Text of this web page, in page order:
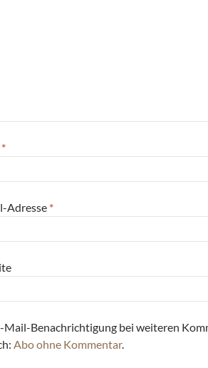
*
Adresse *
Mail-Benachrichtigung bei weiteren
Abo ohne Kommentar.